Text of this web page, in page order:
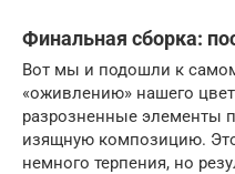
Финальная сборка:
Вот мы и подошли к
«оживлению» нашего
разрозненные элементы
изящную композицию.
немного терпения, но